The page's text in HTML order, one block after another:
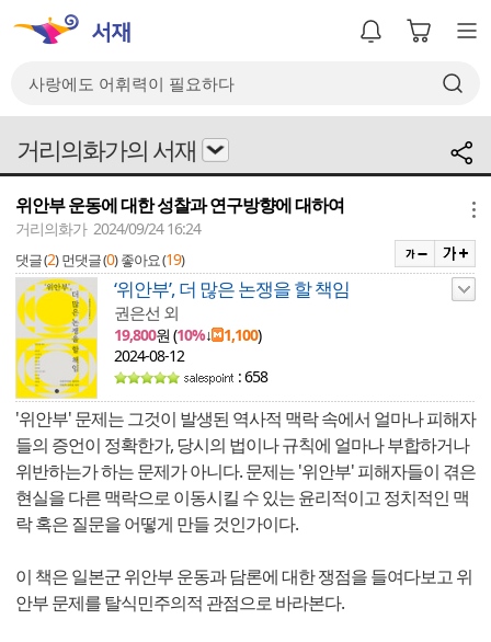
거리의화가의 서재
위안부 운동에 대한 성찰과 연구방향에 대하여
거리의화가 2024/09/24 16:24
댓글 (2) 먼댓글 (0) 좋아요 (19)
‘위안부’, 더 많은 논쟁을 할 책임
권은선 외
19,800원 (10%↓ 1,100)
2024-08-12
: 658
'위안부' 문제는 그것이 발생된 역사적 맥락 속에서 얼마나 피해자
들의 증언이 정확한가, 당시의 법이나 규칙에 얼마나 부합하거나
위반하는가 하는 문제가 아니다. 문제는 '위안부' 피해자들이 겪은
현실을 다른 맥락으로 이동시킬 수 있는 윤리적이고 정치적인 맥
락 혹은 질문을 어떻게 만들 것인가이다.
이 책은 일본군 위안부 운동과 담론에 대한 쟁점을 들여다보고 위
안부 문제를 탈식민주의적 관점으로 바라본다.